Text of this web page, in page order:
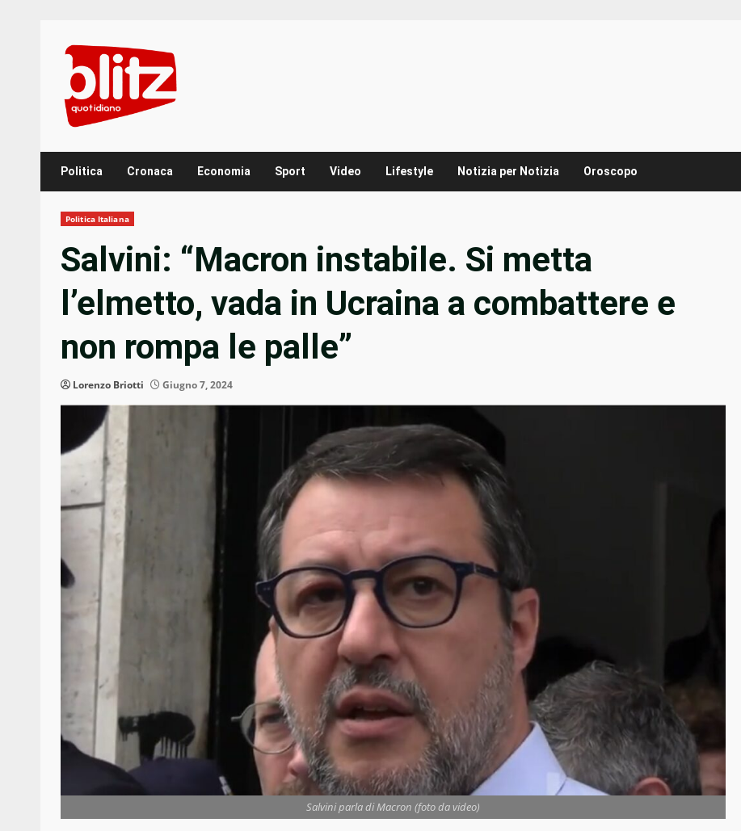
content
Politica Cronaca Economia Sport Video Lifestyle Notizia per Notizia Oroscopo
Politica Italiana
Salvini: “Macron instabile. Si metta
l’elmetto, vada in Ucraina a combattere e
non rompa le palle”
Lorenzo Briotti Giugno 7, 2024
Salvini parla di Macron (foto da video)